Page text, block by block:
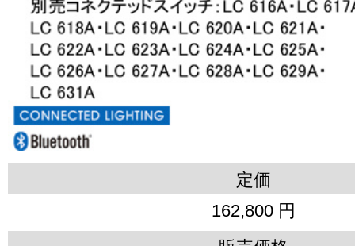
定価
162,800 円